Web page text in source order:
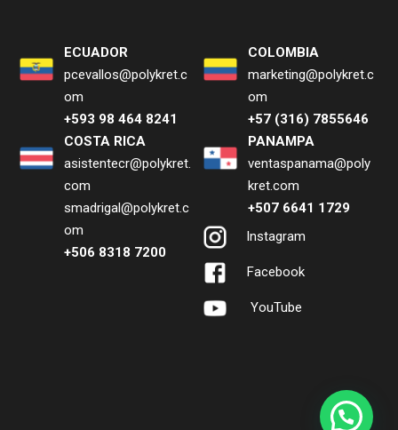
ECUADOR
pcevallos@polykret.c
om
+593 98 464 8241
COLOMBIA
marketing@polykret.c
om
+57 (316) 7855646
COSTA RICA
asistentecr@polykret.
com
smadrigal@polykret.c
om
+506 8318 7200
PANAMPA
ventaspanama@poly
kret.com
+507 6641 1729
Instagram
Facebook
YouTube